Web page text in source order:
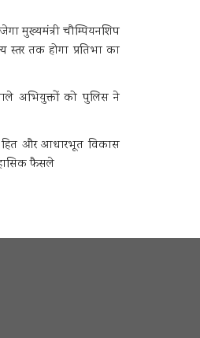
मुख्यमंत्री चौम्पियनशिप
स्तर तक होगा प्रतिभा का
अभियुक्तों को पुलिस ने
हित और आधारभूत विकास
फैसले